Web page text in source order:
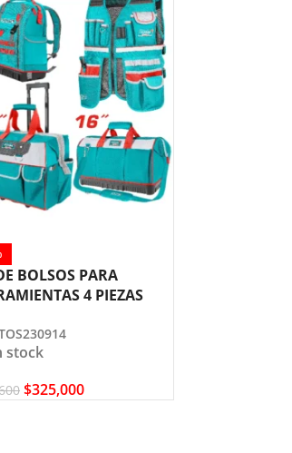
BOLSOS PARA
4 PIEZAS
stock
$325,000